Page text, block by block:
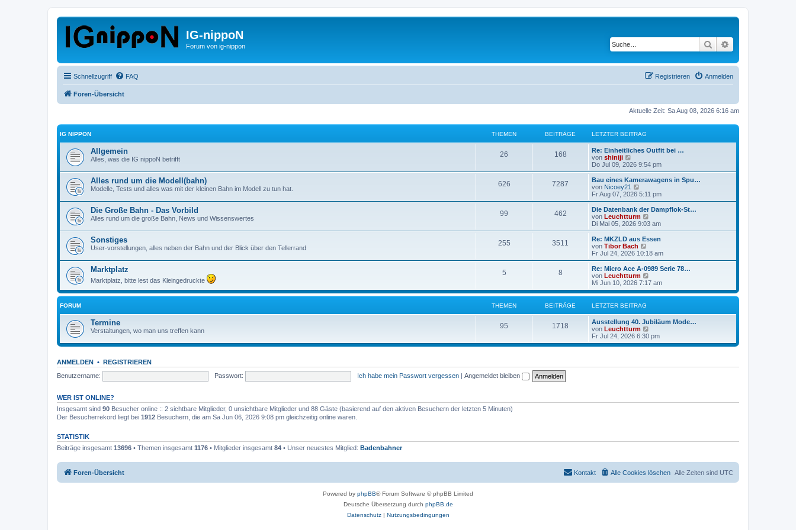
IG-nippoN
Forum von ig-nippon Suche
Schnellzugriff FAQ Anmelden
Registrieren
Foren-Übersicht
Aktuelle Zeit: Sa Aug 08, 2026 6:16 am
IG NIPPON THEMEN BEITRÄGE LETZTER BEITRAG
Allgemein
Alles, was die IG nippoN betrifft
26 168
Re: Einheitliches Outfit bei …
von shiniji
e
u
e
s
t
r
B
e
i
r
a
g
Do Jul 09, 2026 9:54 pm
Alles rund um die Modell(bahn)
Modelle, Tests und alles was mit der kleinen Bahn im Modell zu tun hat.
626 7287
Bau eines Kamerawagens in Spu…
von Nicoey21
e
u
e
s
t
r
B
e
i
r
a
g
Fr Aug 07, 2026 5:11 pm
Die Große Bahn - Das Vorbild
Alles rund um die große Bahn, News und Wissenswertes
99 462
Die Datenbank der Dampflok-St…
von Leuchtturm
e
u
e
t
r
B
e
i
t
g
Di Mai 05, 2026 9:03 am
Sonstiges
User-vorstellungen, alles neben der Bahn und der Blick über den Tellerrand
255 3511
Re: MKZLD aus Essen
von Tibor Bach
e
u
e
s
t
r
i
t
r
a
g
Fr Jul 24, 2026 10:18 am
Marktplatz
Marktplatz, bitte lest das Kleingedruckte
5 8
Re: Micro Ace A-0989 Serie 78…
von Leuchtturm
e
u
e
r
e
i
a
Mi Jun 10, 2026 7:17 am
FORUM THEMEN BEITRÄGE LETZTER BEITRAG
Termine
Verstaltungen, wo man uns treffen kann
95 1718
Ausstellung 40. Jubiläum Mode…
von Leuchtturm
e
u
Fr Jul 24, 2026 6:30 pm
ANMELDEN • REGISTRIEREN
Benutzername:
Passwort: Ich habe mein Passwort vergessen | Angemeldet bleiben
WER IST ONLINE?
Insgesamt sind 90 Besucher online :: 2 sichtbare Mitglieder, 0 unsichtbare Mitglieder und 88 Gäste (basierend auf den aktiven Besuchern der letzten 5 Minuten)
Der Besucherrekord liegt bei 1912 Besuchern, die am Sa Jun 06, 2026 9:08 pm gleichzeitig online waren.
STATISTIK
Beiträge insgesamt 13696 • Themen insgesamt 1176 • Mitglieder insgesamt 84 • Unser neuestes Mitglied: Badenbahner
Foren-Übersicht Alle Zeiten sind UTC
Alle Cookies löschen
Kontakt
Powered by phpBB® Forum Software © phpBB Limited
Deutsche Übersetzung durch phpBB.de
Datenschutz| Nutzungsbedingungen